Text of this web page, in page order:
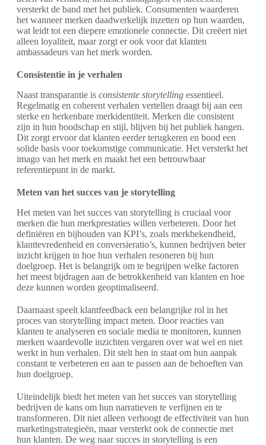
versterkt de band met het publiek. Consumenten waarderen
het wanneer merken daadwerkelijk inzetten op hun waarden,
wat leidt tot een diepere emotionele connectie. Dit creëert niet
alleen loyaliteit, maar zorgt er ook voor dat klanten
ambassadeurs van het merk worden.
Consistentie in je verhalen
Naast transparantie is consistente storytelling essentieel.
Regelmatig en coherent verhalen vertellen draagt bij aan een
sterke en herkenbare merkidentiteit. Merken die consistent
zijn in hun boodschap en stijl, blijven bij het publiek hangen.
Dit zorgt ervoor dat klanten eerder terugkeren en bood een
solide basis voor toekomstige communicatie. Het versterkt het
imago van het merk en maakt het een betrouwbaar
referentiepunt in de markt.
Meten van het succes van je storytelling
Het meten van het succes van storytelling is cruciaal voor
merken die hun merkprestaties willen verbeteren. Door het
definiëren en bijhouden van KPI’s, zoals merkbekendheid,
klanttevredenheid en conversieratio’s, kunnen bedrijven beter
inzicht krijgen in hoe hun verhalen resoneren bij hun
doelgroep. Het is belangrijk om te begrijpen welke factoren
het meest bijdragen aan de betrokkenheid van klanten en hoe
deze kunnen worden geoptimaliseerd.
Daarnaast speelt klantfeedback een belangrijke rol in het
proces van storytelling impact meten. Door reacties van
klanten te analyseren en sociale media te monitoren, kunnen
merken waardevolle inzichten vergaren over wat wel en niet
werkt in hun verhalen. Dit stelt hen in staat om hun aanpak
constant te verbeteren en aan te passen aan de behoeften van
hun doelgroep.
Uiteindelijk biedt het meten van het succes van storytelling
bedrijven de kans om hun narratieven te verfijnen en te
transformeren. Dit niet alleen verhoogt de effectiviteit van hun
marketingstrategieën, maar versterkt ook de connectie met
hun klanten. De weg naar succes in storytelling is een